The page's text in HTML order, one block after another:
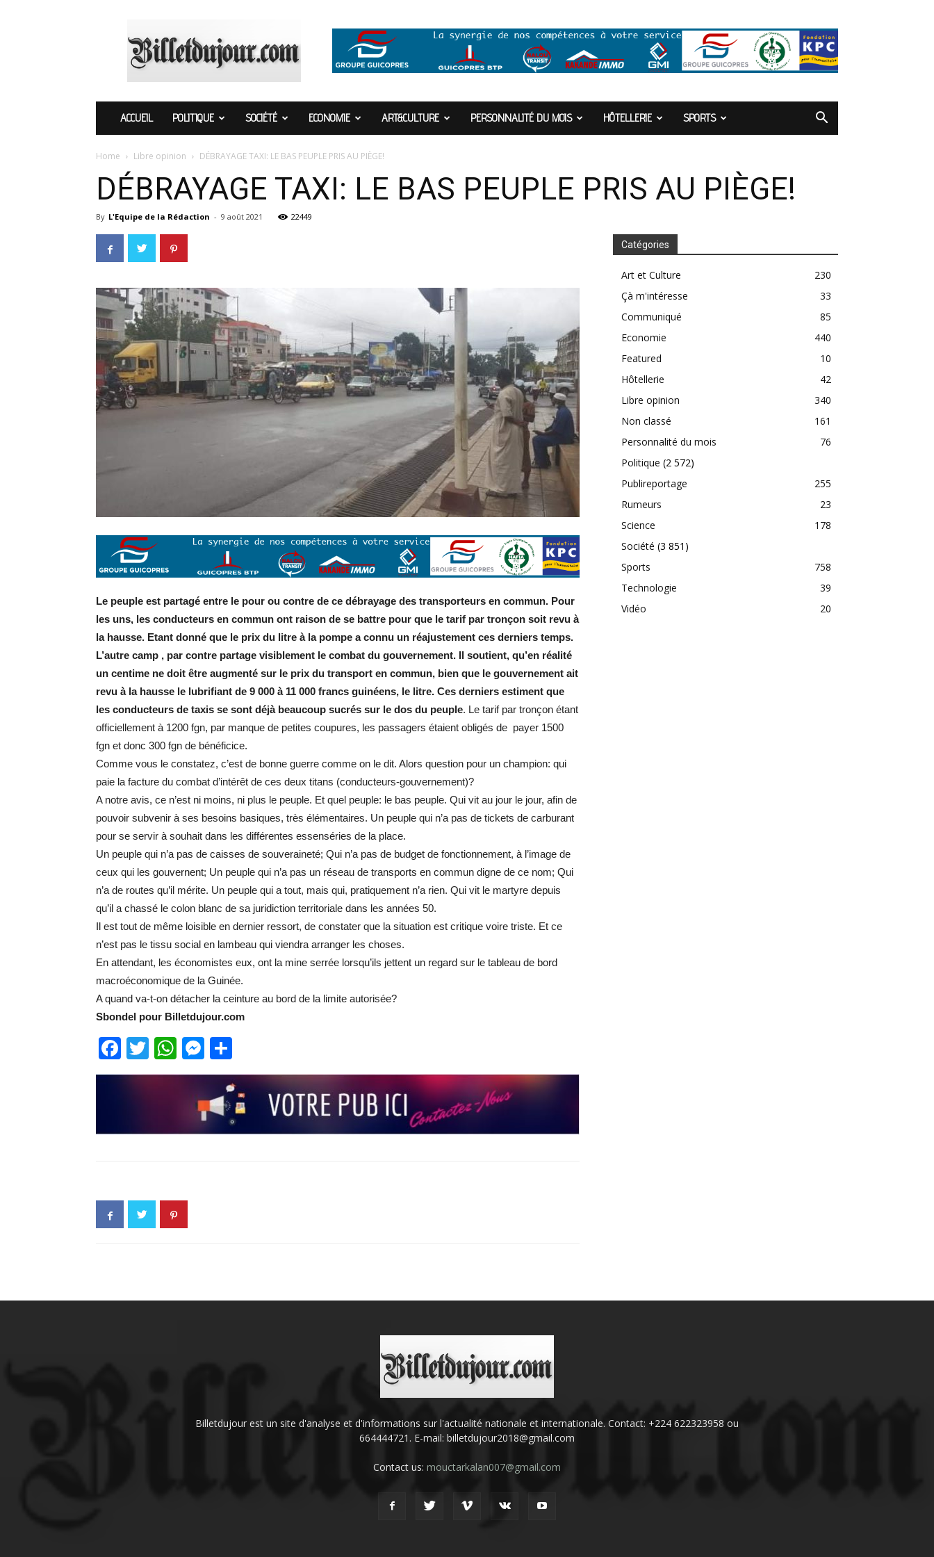
ACCUEIL POLITIQUE SOCIÉTÉ ECONOMIE ART&CULTURE PERSONNALITÉ DU MOIS HÔTELLERIE SPORTS
Home Libre opinion DÉBRAYAGE TAXI: LE BAS PEUPLE PRIS AU PIÈGE!
DÉBRAYAGE TAXI: LE BAS PEUPLE PRIS AU PIÈGE!
By L'Equipe de la Rédaction - 9 août 2021 22449
Le peuple est partagé entre le pour ou contre de ce débrayage des transporteurs en commun. Pour
les uns, les conducteurs en commun ont raison de se battre pour que le tarif par tronçon soit revu à
la hausse. Etant donné que le prix du litre à la pompe a connu un réajustement ces derniers temps.
L’autre camp , par contre partage visiblement le combat du gouvernement. Il soutient, qu’en réalité
un centime ne doit être augmenté sur le prix du transport en commun, bien que le gouvernement ait
revu à la hausse le lubrifiant de 9 000 à 11 000 francs guinéens, le litre. Ces derniers estiment que
les conducteurs de taxis se sont déjà beaucoup sucrés sur le dos du peuple. Le tarif par tronçon étant
officiellement à 1200 fgn, par manque de petites coupures, les passagers étaient obligés de payer 1500
fgn et donc 300 fgn de bénéficice.
Comme vous le constatez, c’est de bonne guerre comme on le dit. Alors question pour un champion: qui
paie la facture du combat d’intérêt de ces deux titans (conducteurs-gouvernement)?
A notre avis, ce n’est ni moins, ni plus le peuple. Et quel peuple: le bas peuple. Qui vit au jour le jour, afin de
pouvoir subvenir à ses besoins basiques, très élémentaires. Un peuple qui n’a pas de tickets de carburant
pour se servir à souhait dans les différentes essenséries de la place.
Un peuple qui n’a pas de caisses de souveraineté; Qui n’a pas de budget de fonctionnement, à l’image de
ceux qui les gouvernent; Un peuple qui n’a pas un réseau de transports en commun digne de ce nom; Qui
n’a de routes qu’il mérite. Un peuple qui a tout, mais qui, pratiquement n’a rien. Qui vit le martyre depuis
qu’il a chassé le colon blanc de sa juridiction territoriale dans les années 50.
Il est tout de même loisible en dernier ressort, de constater que la situation est critique voire triste. Et ce
n’est pas le tissu social en lambeau qui viendra arranger les choses.
En attendant, les économistes eux, ont la mine serrée lorsqu’ils jettent un regard sur le tableau de bord
macroéconomique de la Guinée.
A quand va-t-on détacher la ceinture au bord de la limite autorisée?
Sbondel pour Billetdujour.com
Facebook
TwitterWhatsApp
Messenger
Catégories
Art et Culture
230
Çà m'intéresse
33
Communiqué
85
Economie
440
Featured
10
Hôtellerie
42
Libre opinion
340
Non classé
161
Personnalité du mois
76
Politique (2 572)
Publireportage
255
Rumeurs
23
Science
178
Société (3 851)
Sports
758
Technologie
39
Vidéo
20
Billetdujour est un site d'analyse et d'informations sur l'actualité nationale et internationale. Contact: +224 622323958 ou
664444721. E-mail: billetdujour2018@gmail.com
Contact us: mouctarkalan007@gmail.com